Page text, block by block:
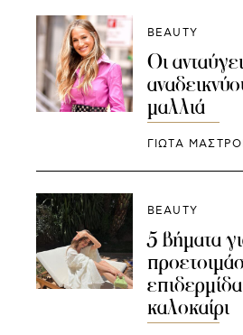
BEAUTY
Οι
μαλλιά
ΓΙΩΤΑ
BEAUTY
5 βήματα
καλοκαίρι